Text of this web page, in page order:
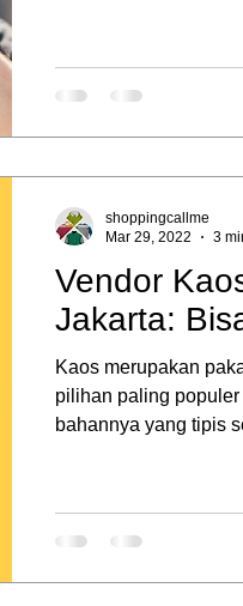
Vendor
Jakarta:
Kaos merupakan
pilihan paling
bahannya yang tipis
shoppingcallme
Mar 29, 2022
3